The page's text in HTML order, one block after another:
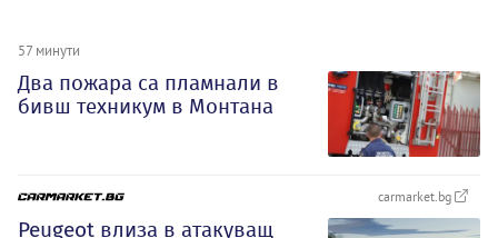
57 минути
Два пожара са пламнали в
бивш техникум в Монтана
carmarket.bg
Peugeot влиза в атакуващ